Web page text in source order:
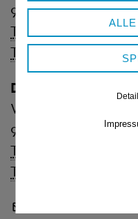
94078 Freyung
Telefon: + 49
Telefax:
+ 49 8551
Dienstgebäude
Wolfkerstraße 3
94078 Freyung
Telefon:
Telefax: